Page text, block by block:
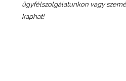
ügyfélszolgálatunkon vagy
kaphat!